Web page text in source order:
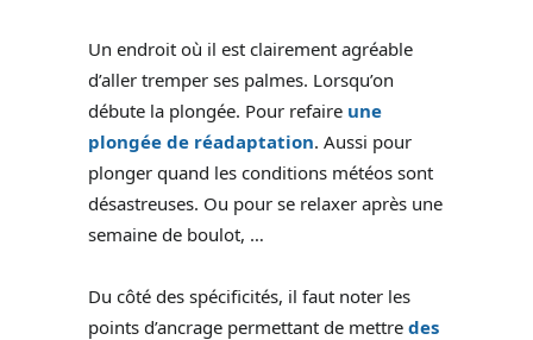
Un endroit où il est clairement agréable
d’aller tremper ses palmes. Lorsqu’on
débute la plongée. Pour refaire une
plongée de réadaptation. Aussi pour
plonger quand les conditions météos sont
désastreuses. Ou pour se relaxer après une
semaine de boulot, …
Du côté des spécificités, il faut noter les
points d’ancrage permettant de mettre des